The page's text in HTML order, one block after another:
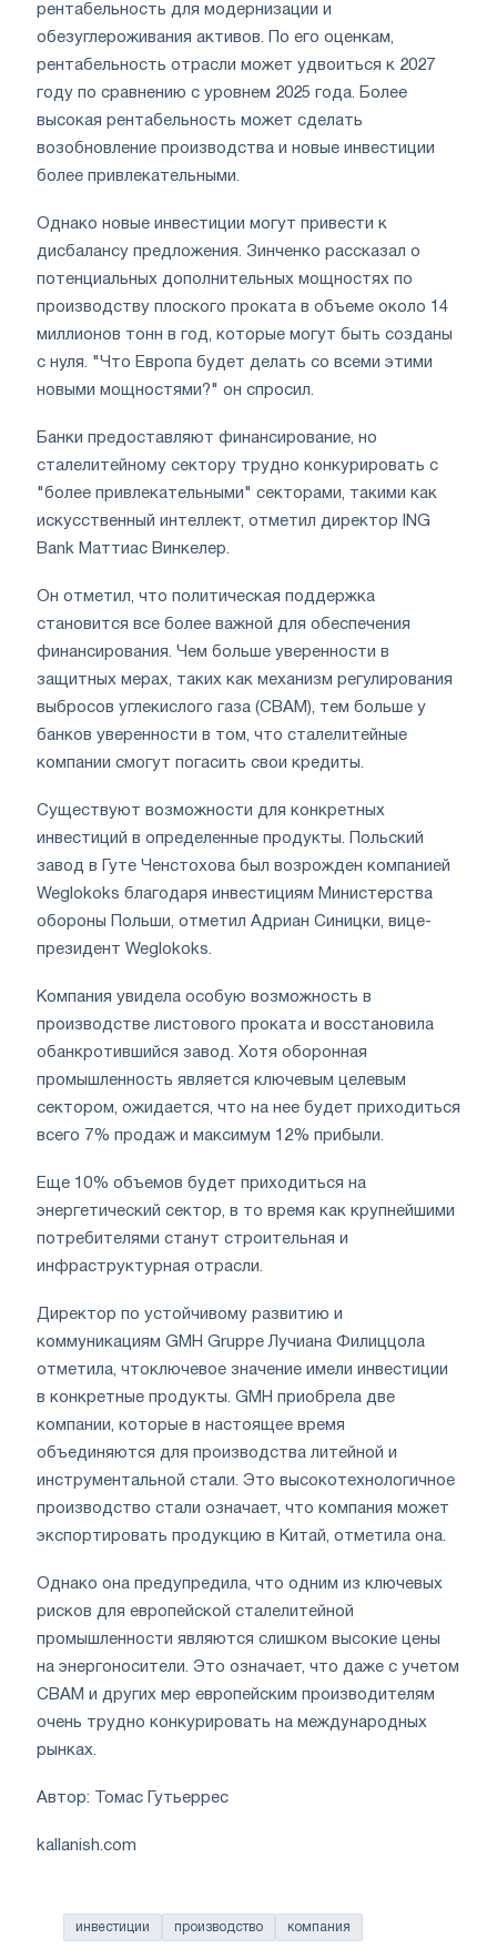
рентабельность для модернизации и
обезуглероживания активов. По его оценкам,
рентабельность отрасли может удвоиться к 2027
году по сравнению с уровнем 2025 года. Более
высокая рентабельность может сделать
возобновление производства и новые инвестиции
более привлекательными.
Однако новые инвестиции могут привести к
дисбалансу предложения. Зинченко рассказал о
потенциальных дополнительных мощностях по
производству плоского проката в объеме около 14
миллионов тонн в год, которые могут быть созданы
с нуля. "Что Европа будет делать со всеми этими
новыми мощностями?" он спросил.
Банки предоставляют финансирование, но
сталелитейному сектору трудно конкурировать с
"более привлекательными" секторами, такими как
искусственный интеллект, отметил директор ING
Bank Маттиас Винкелер.
Он отметил, что политическая поддержка
становится все более важной для обеспечения
финансирования. Чем больше уверенности в
защитных мерах, таких как механизм регулирования
выбросов углекислого газа (CBAM), тем больше у
банков уверенности в том, что сталелитейные
компании смогут погасить свои кредиты.
Существуют возможности для конкретных
инвестиций в определенные продукты. Польский
завод в Гуте Ченстохова был возрожден компанией
Weglokoks благодаря инвестициям Министерства
обороны Польши, отметил Адриан Синицки, вице-
президент Weglokoks.
Компания увидела особую возможность в
производстве листового проката и восстановила
обанкротившийся завод. Хотя оборонная
промышленность является ключевым целевым
сектором, ожидается, что на нее будет приходиться
всего 7% продаж и максимум 12% прибыли.
Еще 10% объемов будет приходиться на
энергетический сектор, в то время как крупнейшими
потребителями станут строительная и
инфраструктурная отрасли.
Директор по устойчивому развитию и
коммуникациям GMH Gruppe Лучиана Филиццола
отметила, чтоключевое значение имели инвестиции
в конкретные продукты. GMH приобрела две
компании, которые в настоящее время
объединяются для производства литейной и
инструментальной стали. Это высокотехнологичное
производство стали означает, что компания может
экспортировать продукцию в Китай, отметила она.
Однако она предупредила, что одним из ключевых
рисков для европейской сталелитейной
промышленности являются слишком высокие цены
на энергоносители. Это означает, что даже с учетом
CBAM и других мер европейским производителям
очень трудно конкурировать на международных
рынках.
Автор: Томас Гутьеррес
kallanish.com
инвестиции производство компания